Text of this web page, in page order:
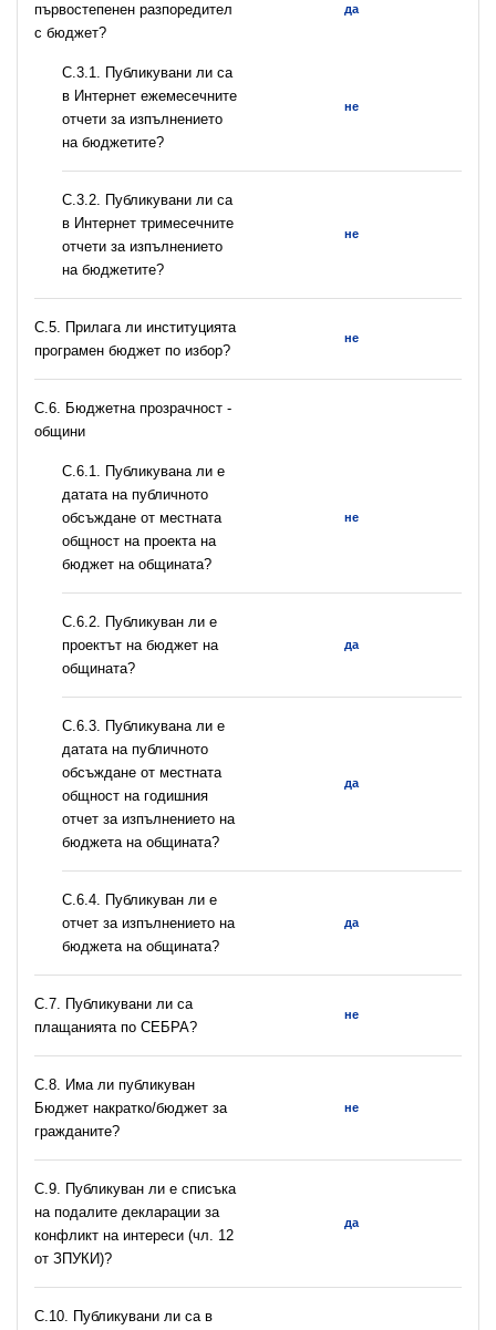
първостепенен разпоредител
с бюджет?
да
С.3.1. Публикувани ли са
в Интернет ежемесечните
отчети за изпълнението
на бюджетите?
не
С.3.2. Публикувани ли са
в Интернет тримесечните
отчети за изпълнението
на бюджетите?
не
С.5. Прилага ли институцията
програмен бюджет по избор?
не
C.6. Бюджетна прозрачност -
общини
С.6.1. Публикувана ли е
датата на публичното
обсъждане от местната
общност на проекта на
бюджет на общината?
не
С.6.2. Публикуван ли е
проектът на бюджет на
общината?
да
С.6.3. Публикувана ли е
датата на публичното
обсъждане от местната
общност на годишния
отчет за изпълнението на
бюджета на общината?
да
С.6.4. Публикуван ли е
отчет за изпълнението на
бюджета на общината?
да
С.7. Публикувани ли са
плащанията по СЕБРА?
не
С.8. Има ли публикуван
Бюджет накратко/бюджет за
гражданите?
не
C.9. Публикуван ли е списъка
на подалите декларации за
конфликт на интереси (чл. 12
от ЗПУКИ)?
да
C.10. Публикувани ли са в